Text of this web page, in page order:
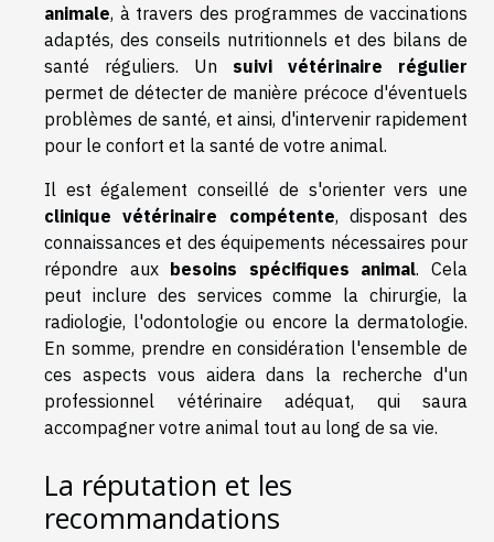
animale, à travers des programmes de vaccinations
adaptés, des conseils nutritionnels et des bilans de
santé réguliers. Un suivi vétérinaire régulier
permet de détecter de manière précoce d'éventuels
problèmes de santé, et ainsi, d'intervenir rapidement
pour le confort et la santé de votre animal.
Il est également conseillé de s'orienter vers une
clinique vétérinaire compétente, disposant des
connaissances et des équipements nécessaires pour
répondre aux besoins spécifiques animal. Cela
peut inclure des services comme la chirurgie, la
radiologie, l'odontologie ou encore la dermatologie.
En somme, prendre en considération l'ensemble de
ces aspects vous aidera dans la recherche d'un
professionnel vétérinaire adéquat, qui saura
accompagner votre animal tout au long de sa vie.
La réputation et les
recommandations